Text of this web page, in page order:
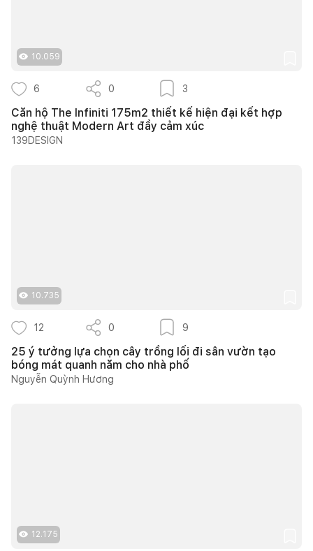
10.059
6 0 3
Căn hộ The Infiniti 175m2 thiết kế hiện đại kết hợp
nghệ thuật Modern Art đầy cảm xúc
139DESIGN
10.735
12 0 9
25 ý tưởng lựa chọn cây trồng lối đi sân vườn tạo
bóng mát quanh năm cho nhà phố
Nguyễn Quỳnh Hương
12.175